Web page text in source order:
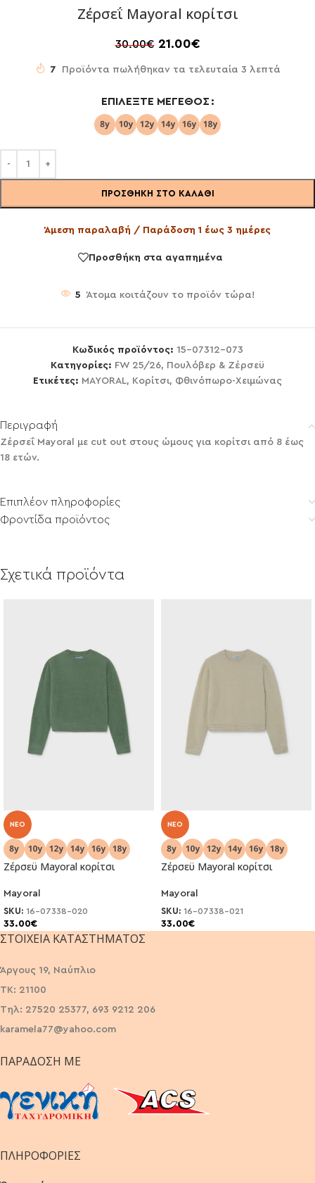
Ζέρσεΐ Mayoral κορίτσι
30.00€ 21.00€
7 Προϊόντα πωλήθηκαν τα τελευταία 3 λεπτά
ΕΠΙΛΈΞΤΕ ΜΈΓΕΘΟΣ
ΠΡΟΣΘΉΚΗ ΣΤΟ ΚΑΛΆΘΙ
Άμεση παραλαβή / Παράδοση 1 έως 3 ημέρες
Προσθήκη στα αγαπημένα
5 Άτομα κοιτάζουν το προϊόν τώρα!
Κωδικός προϊόντος: 15-07312-073
Κατηγορίες: FW 25/26, Πουλόβερ & Ζέρσεϋ
Ετικέτες: MAYORAL, Κορίτσι, Φθινόπωρο-Χειμώνας
Περιγραφή
Ζέρσεΐ Mayoral με cut out στους ώμους για κορίτσι από 8 έως
18 ετών.
Επιπλέον πληροφορίες
Φροντίδα προϊόντος
Σχετικά προϊόντα
NEO
Ζέρσεϋ Μayoral κορίτσι
Mayoral
SKU: 16-07338-020
33.00€
NEO
Ζέρσεϋ Μayoral κορίτσι
Mayoral
SKU: 16-07338-021
33.00€
ΣΤΟΙΧΕΊΑ ΚΑΤΑΣΤΉΜΑΤΟΣ
Άργους 19, Ναύπλιο
ΤΚ: 21100
Τηλ: 27520 25377, 693 9212 206
karamela77@yahoo.com
ΠΑΡΆΔΟΣΗ ΜΕ
ΠΛΗΡΟΦΟΡΙΕΣ